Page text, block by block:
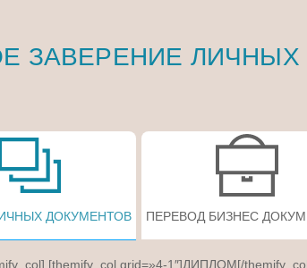
ЗАВЕРЕНИЕ
ДОКУМЕНТОВ ПЕРЕВОД БИЗНЕС
[themify_col grid=»4-1″]ДИПЛОМ[/